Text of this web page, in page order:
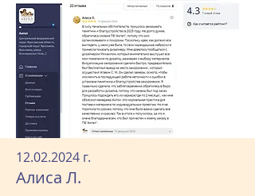
12.02.2024 г.
Алиса Л.